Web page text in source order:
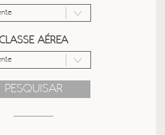
AÉREA
PESQUISAR